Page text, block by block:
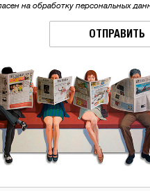
на обработку персональных
ОТПРАВИТЬ